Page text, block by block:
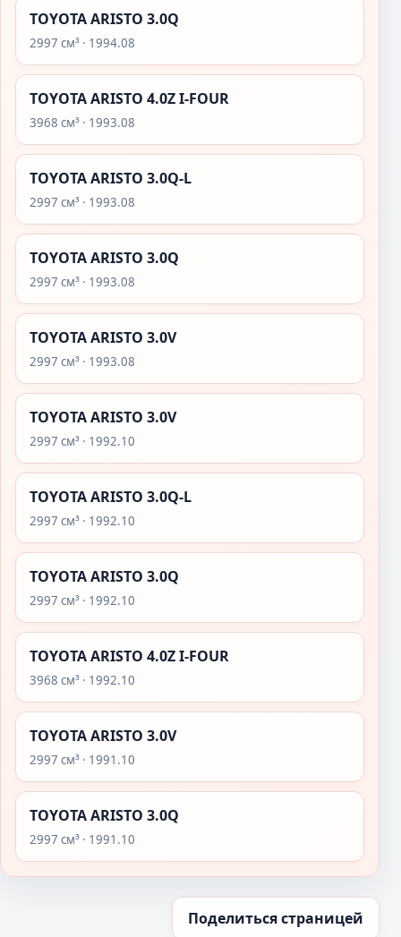
TOYOTA ARISTO 3.0Q
2997 см³ · 1994.08
TOYOTA ARISTO 4.0Z I-FOUR
3968 см³ · 1993.08
TOYOTA ARISTO 3.0Q-L
2997 см³ · 1993.08
TOYOTA ARISTO 3.0Q
2997 см³ · 1993.08
TOYOTA ARISTO 3.0V
2997 см³ · 1993.08
TOYOTA ARISTO 3.0V
2997 см³ · 1992.10
TOYOTA ARISTO 3.0Q-L
2997 см³ · 1992.10
TOYOTA ARISTO 3.0Q
2997 см³ · 1992.10
TOYOTA ARISTO 4.0Z I-FOUR
3968 см³ · 1992.10
TOYOTA ARISTO 3.0V
2997 см³ · 1991.10
TOYOTA ARISTO 3.0Q
2997 см³ · 1991.10
Поделиться страницей